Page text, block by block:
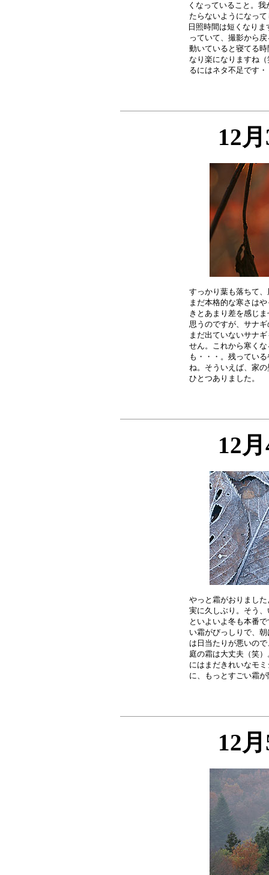
くなっていること。
たらないようになっ
日照時間は短くなり
っていて、撮影から
動いていると寝てる
なり楽になりますね
12
すっかり葉も落ちて
まだ本格的な寒さは
きとあまり差を感じ
思うのですが、サナ
まだ出ていないサナ
せん。これから寒く
も・・・。残ってい
ね。そういえば、家
12
やっと霜がおりまし
実に久しぶり。そう
といよいよ冬も本番
い霜がびっしりで、
は日当たりが悪いの
庭の霜は大丈夫（笑
にはまだきれいなモ
12